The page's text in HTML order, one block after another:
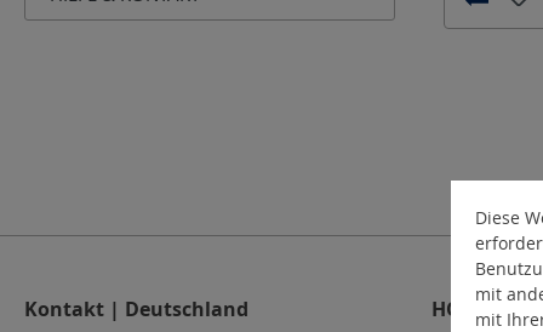
Kontakt | Deutschland HOLGER
Diese
mit
mit